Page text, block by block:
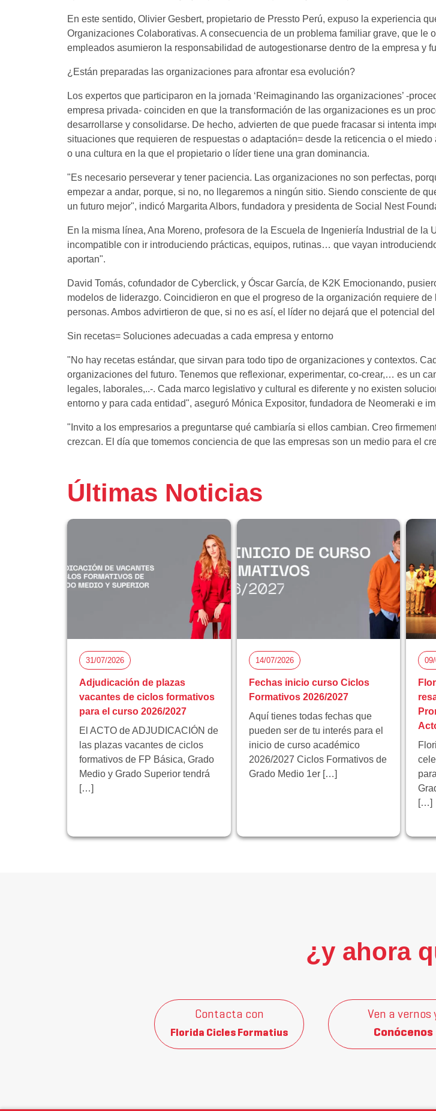
En este sentido, Olivier Gesbert, propietario de Pressto Perú, expuso la experiencia
Organizaciones Colaborativas. A consecuencia de un problema familiar grave, que
empleados asumieron la responsabilidad de autogestionarse dentro de la empresa y
¿Están preparadas las organizaciones para afrontar esa evolución?
Los expertos que participaron en la jornada ‘Reimaginando las organizaciones’ -
empresa privada- coinciden en que la transformación de las organizaciones es un
desarrollarse y consolidarse. De hecho, advierten de que puede fracasar si intenta
situaciones que requieren de respuestas o adaptación= desde la reticencia o el
o una cultura en la que el propietario o líder tiene una gran dominancia.
"Es necesario perseverar y tener paciencia. Las organizaciones no son perfectas,
empezar a andar, porque, si no, no llegaremos a ningún sitio. Siendo consciente de
un futuro mejor", indicó Margarita Albors, fundadora y presidenta de Social Nest
En la misma línea, Ana Moreno, profesora de la Escuela de Ingeniería Industrial de
incompatible con ir introduciendo prácticas, equipos, rutinas… que vayan
aportan".
David Tomás, cofundador de Cyberclick, y Óscar García, de K2K Emocionando,
modelos de liderazgo. Coincidieron en que el progreso de la organización requiere
personas. Ambos advirtieron de que, si no es así, el líder no dejará que el potencial
Sin recetas= Soluciones adecuadas a cada empresa y entorno
"No hay recetas estándar, que sirvan para todo tipo de organizaciones y contextos.
organizaciones del futuro. Tenemos que reflexionar, experimentar, co-crear,… es un
legales, laborales,..-. Cada marco legislativo y cultural es diferente y no existen
entorno y para cada entidad", aseguró Mónica Expositor, fundadora de Neomeraki e
"Invito a los empresarios a preguntarse qué cambiaría si ellos cambian. Creo
crezcan. El día que tomemos conciencia de que las empresas son un medio para el
Últimas Noticias
31/07/2026
Adjudicación de plazas
vacantes de ciclos formativos
para el curso 2026/2027
El ACTO de ADJUDICACIÓN de
las plazas vacantes de ciclos
formativos de FP Básica, Grado
Medio y Grado Superior tendrá
[…]
14/07/2026
Fechas inicio curso Ciclos
Formativos 2026/2027
Aquí tienes todas fechas que
pueden ser de tu interés para el
inicio de curso académico
2026/2027 Ciclos Formativos de
Grado Medio 1er […]
[…]
¿y ahora
Contacta con
Florida Cicles Formatius
Ven a vernos
Conócenos